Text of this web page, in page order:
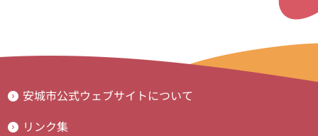
安城市公式ウェブサイトについて
リンク集